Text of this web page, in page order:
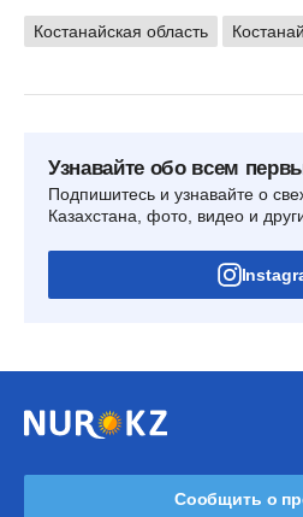
Костанайская область Костанай
Узнавайте обо всем
Подпишитесь и узнавайте о
Казахстана, фото, видео и
Сообщить о